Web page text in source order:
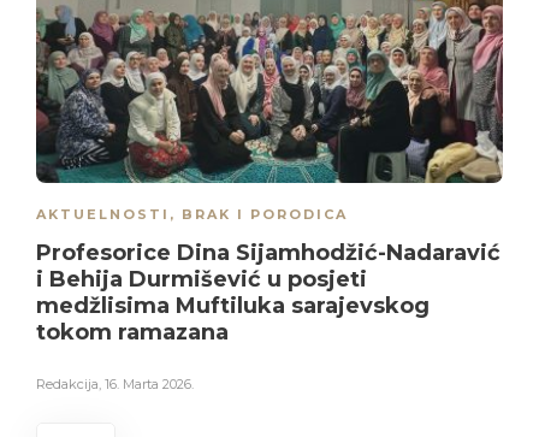
AKTUELNOSTI , BRAK I PORODICA
Profesorice Dina Sijamhodžić-Nadaravić
i Behija Durmišević u posjeti
medžlisima Muftiluka sarajevskog
tokom ramazana
Redakcija 16. Marta 2026.